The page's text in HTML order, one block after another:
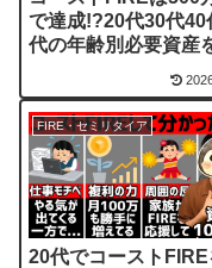
で達成!?20代30代40
代の年齢別必要資産
FIRE・セミリタイア
20代でコーストFIRE